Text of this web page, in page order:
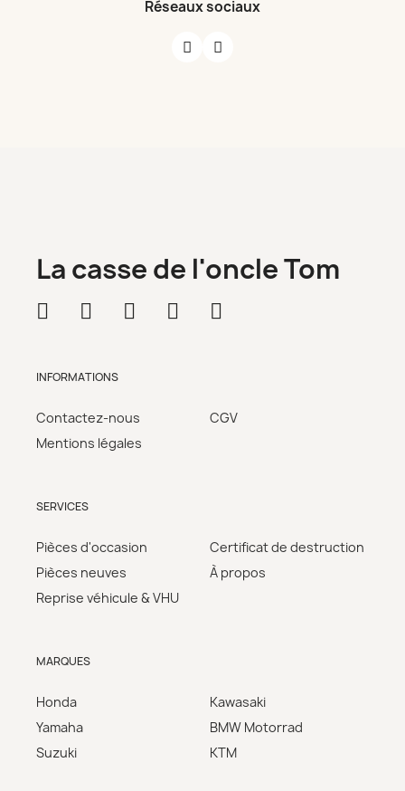
Réseaux sociaux
La casse de l'oncle Tom
INFORMATIONS
Contactez-nous
Mentions légales
CGV
SERVICES
Pièces d'occasion
Pièces neuves
Reprise véhicule & VHU
Certificat de destruction
À propos
MARQUES
Honda
Yamaha
Suzuki
Kawasaki
BMW Motorrad
KTM